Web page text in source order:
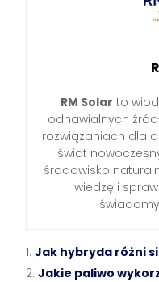
RM Solar to
odnawialnych
rozwiązaniach dla
świat
środowisko
wiedzę i
Jak hybryda różni
Jakie paliwo